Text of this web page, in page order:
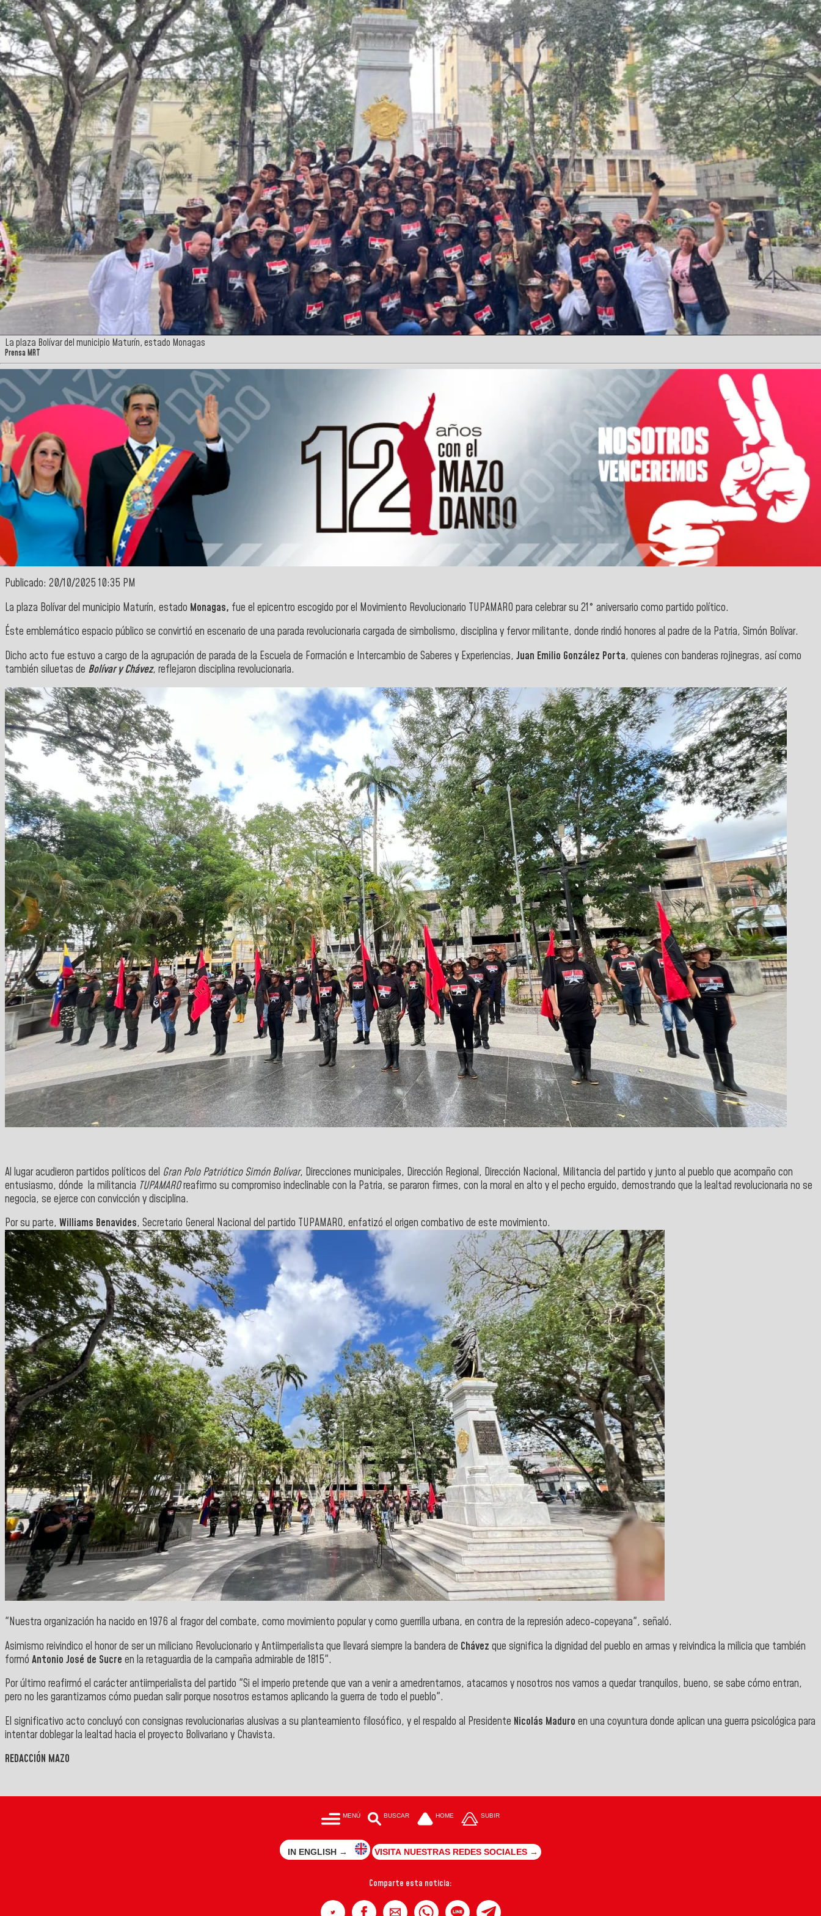
La plaza Bolívar del municipio Maturín, estado Monagas
Prensa MRT
Publicado: 20/10/2025 10:35 PM
La plaza Bolívar del municipio Maturín, estado Monagas, fue el epicentro escogido por el Movimiento Revolucionario TUPAMARO para celebrar su 21° aniversario como partido político.
Éste emblemático espacio público se convirtió en escenario de una parada revolucionaria cargada de simbolismo, disciplina y fervor militante, donde rindió honores al padre de la Patria, Simón Bolívar.
Dicho acto fue estuvo a cargo de la agrupación de parada de la Escuela de Formación e Intercambio de Saberes y Experiencias, Juan Emilio González Porta, quienes con banderas rojinegras, así como
también siluetas de Bolívar y Chávez, reflejaron disciplina revolucionaria.
Al lugar acudieron partidos políticos del Gran Polo Patriótico Simón Bolívar, Direcciones municipales, Dirección Regional, Dirección Nacional, Militancia del partido y junto al pueblo que acompaño con
entusiasmo, dónde la militancia TUPAMAROreafirmo su compromiso indeclinable con la Patria, se pararon firmes, con la moral en alto y el pecho erguido, demostrando que la lealtad revolucionaria no se
negocia, se ejerce con convicción y disciplina.
Por su parte, Williams Benavides, Secretario General Nacional del partido TUPAMARO, enfatizó el origen combativo de este movimiento.
"Nuestra organización ha nacido en 1976 al fragor del combate, como movimiento popular y como guerrilla urbana, en contra de la represión adeco-copeyana", señaló.
Asimismo reivindico el honor de ser un miliciano Revolucionario y Antiimperialista que llevará siempre la bandera de Chávez que significa la dignidad del pueblo en armas y reivindica la milicia que también
formó Antonio José de Sucre en la retaguardia de la campaña admirable de 1815".
Por último reafirmó el carácter antiimperialista del partido "Si el imperio pretende que van a venir a amedrentarnos, atacarnos y nosotros nos vamos a quedar tranquilos, bueno, se sabe cómo entran,
pero no les garantizamos cómo puedan salir porque nosotros estamos aplicando la guerra de todo el pueblo".
El significativo acto concluyó con consignas revolucionarias alusivas a su planteamiento filosófico, y el respaldo al Presidente Nicolás Maduro en una coyuntura donde aplican una guerra psicológica para
intentar doblegar la lealtad hacia el proyecto Bolivariano y Chavista.
REDACCIÓN MAZO
MENÚ BUSCAR HOME SUBIR
IN ENGLISH → VISITA NUESTRAS REDES SOCIALES →
Comparte esta noticia: